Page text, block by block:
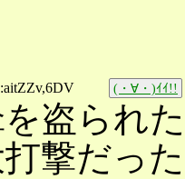
(・∀・)ｲｲ!!
盗られ
撃だっ